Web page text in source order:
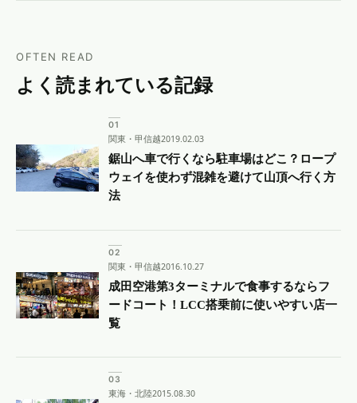
OFTEN READ
よく読まれている記録
関東・甲信越2019.02.03
鋸山へ車で行くなら駐車場はどこ？ロープ
ウェイを使わず混雑を避けて山頂へ行く方
法
関東・甲信越2016.10.27
成田空港第3ターミナルで食事するならフ
ードコート！LCC搭乗前に使いやすい店一
覧
東海・北陸2015.08.30